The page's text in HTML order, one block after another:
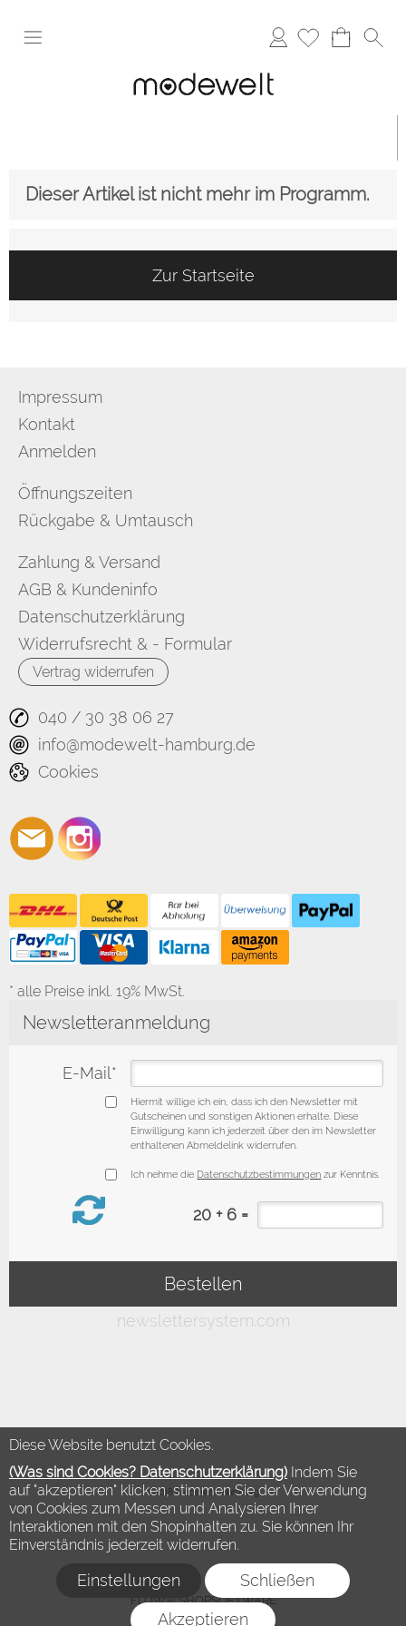
Diese Website benutzt Cookies.
(Was sind Cookies? Datenschutzerklärung) Indem Sie
auf "akzeptieren" klicken, stimmen Sie der Verwendung
von Cookies zum Messen und Analysieren Ihrer
Interaktionen mit den Shopinhalten zu. Sie können Ihr
Einverständnis jederzeit widerrufen.
Einstellungen Schließen
Akzeptieren
Anmelden
Dieser Artikel ist nicht mehr im Programm.
Zur Startseite
Impressum
Kontakt
Anmelden
Öffnungszeiten
Rückgabe & Umtausch
Zahlung & Versand
AGB & Kundeninfo
Datenschutzerklärung
Widerrufsrecht & - Formular
Vertrag widerrufen
040 / 30 38 06 27
info@modewelt-hamburg.de
Cookies
* alle Preise inkl. 19% MwSt.
©2018 Modewelt Hamburg
FLOW® SHOPSOFTWARE